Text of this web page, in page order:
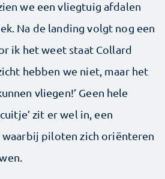
we een vliegtuig afdalen
Na de landing volgt nog een
ik het weet staat Collard
hebben we niet, maar het
vliegen!’ Geen hele
zit er wel in, een
piloten zich oriënteren